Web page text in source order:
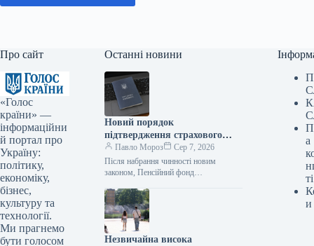
Про сайт
«Голос
країни» —
інформаційни
й портал про
Україну:
політику,
економіку,
бізнес,
культуру та
технології.
Ми прагнемо
бути голосом
Останні новини
Новий порядок
підтвердження страхового
стажу пояснено депутатом
Павло Мороз
Сер 7, 2026
Після набрання чинності новим
законом, Пенсійний фонд
пошук підтверджень страхового стажу
в державних реєстрах та надавати
сприяння…
Незвичайна висока
а
ті
и